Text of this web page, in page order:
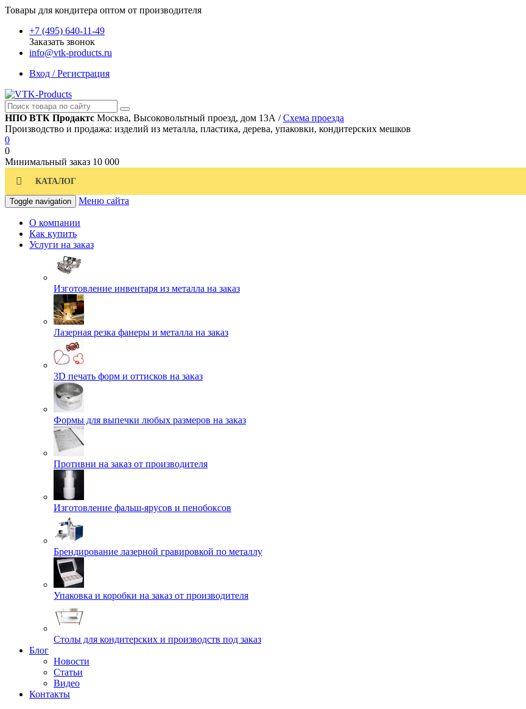
Товары для кондитера оптом от производителя
+7 (495) 640-11-49
Заказать звонок
info@vtk-products.ru
Вход / Регистрация
НПО ВТК Продактс Москва, Высоковольтный проезд, дом 13А /Схема проезда
Производство и продажа: изделий из металла, пластика, дерева, упаковки, кондитерских мешков
0
0
Минимальный заказ 10 000
КАТАЛОГ
Toggle navigation Меню сайта
О компании
Как купить
Услуги на заказ
Изготовление инвентаря из металла на заказ
Лазерная резка фанеры и металла на заказ
3D печать форм и оттисков на заказ
Формы для выпечки любых размеров на заказ
Противни на заказ от производителя
Изготовление фальш-ярусов и пенобоксов
Брендирование лазерной гравировкой по металлу
Упаковка и коробки на заказ от производителя
Cтолы для кондитерских и производств под заказ
Блог
Новости
Статьи
Видео
Контакты